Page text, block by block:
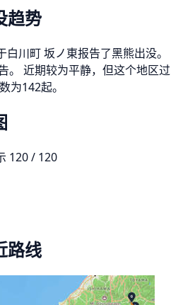
趋势
川町 坂ノ東报告了黑熊出没。
。 近期较为平静，但这个地区过
为142起。
120 / 120
路线